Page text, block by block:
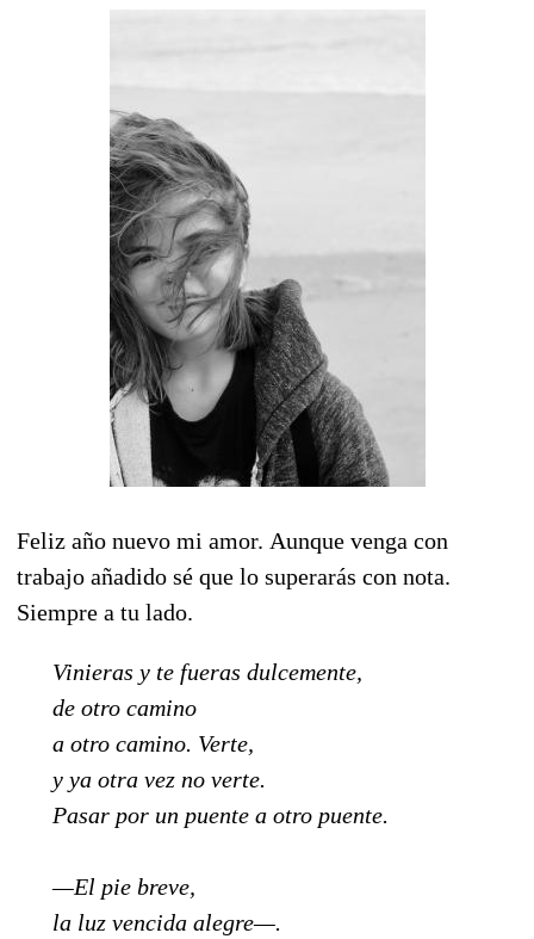
Feliz año nuevo mi amor. Aunque venga con
trabajo añadido sé que lo superarás con nota.
Siempre a tu lado.
Vinieras y te fueras dulcemente,
de otro camino
a otro camino. Verte,
y ya otra vez no verte.
Pasar por un puente a otro puente.
—El pie breve,
la luz vencida alegre—.